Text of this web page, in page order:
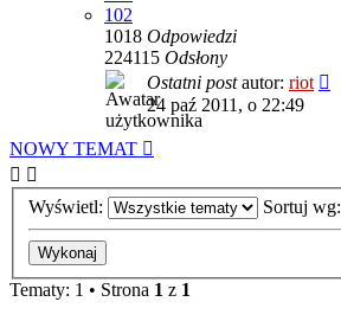
102
1018 Odpowiedzi
224115 Odsłony
Ostatni postautor: riot
24 paź 2011, o 22:49
NOWY TEMAT
Wyświetl: Sortuj wg:
Tematy: 1 • Strona 1 z 1